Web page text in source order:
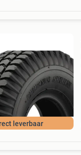
leverbaar